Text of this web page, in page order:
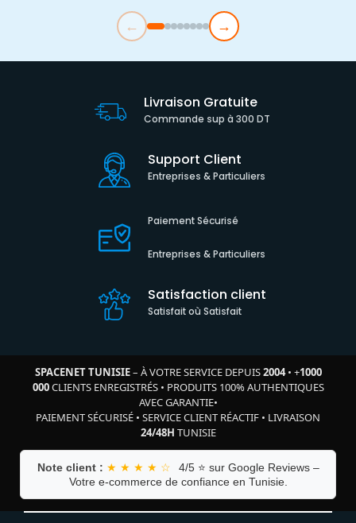
← →
Livraison Gratuite
Commande sup à 300 DT
Support Client
Entreprises & Particuliers
Paiement Sécurisé
Entreprises & Particuliers
Satisfaction client
Satisfait où Satisfait
SPACENET TUNISIE– À VOTRE SERVICE DEPUIS2004• +1000
000CLIENTS ENREGISTRÉS• PRODUITS 100% AUTHENTIQUES
AVEC GARANTIE•
PAIEMENT SÉCURISÉ • SERVICE CLIENT RÉACTIF • LIVRAISON
24/48H TUNISIE
Note client : ★ ★ ★ ★ ☆
4/5 ⭐ sur Google Reviews –
Votre e-commerce de confiance en Tunisie.